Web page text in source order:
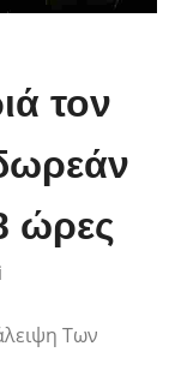
τον
ώρες
Των